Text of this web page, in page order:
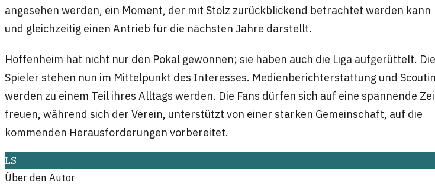
angesehen werden, ein Moment, der mit Stolz zurückblickend betrachtet werden kann
und gleichzeitig einen Antrieb für die nächsten Jahre darstellt.
Hoffenheim hat nicht nur den Pokal gewonnen; sie haben auch die Liga aufgerüttelt. Die
Spieler stehen nun im Mittelpunkt des Interesses. Medienberichterstattung und
werden zu einem Teil ihres Alltags werden. Die Fans dürfen sich auf eine spannende
freuen, während sich der Verein, unterstützt von einer starken Gemeinschaft, auf die
kommenden Herausforderungen vorbereitet.
LS
Über den Autor